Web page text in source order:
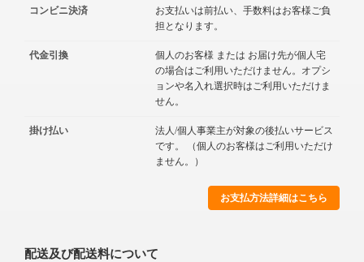
コンビニ決済
お支払いは前払い、手数料はお客様ご負
担となります。
代金引換
個人のお客様 または お届け先が個人宅
の場合はご利用いただけません。オプシ
ョンや名入れ選択時はご利用いただけま
せん。
掛け払い
法人/個人事業主が対象の後払いサービス
です。 （個人のお客様はご利用いただけ
ません。）
お支払方法詳細はこちら
配送及び配送料について